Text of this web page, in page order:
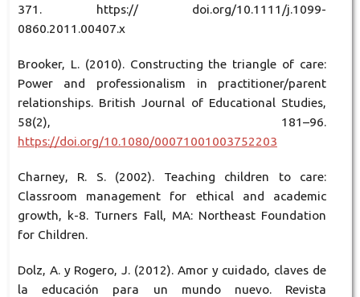
371. https:// doi.org/10.1111/j.1099-
0860.2011.00407.x
Brooker, L. (2010). Constructing the triangle of care:
Power and professionalism in practitioner/parent
relationships. British Journal of Educational Studies,
58(2), 181–96.
https://doi.org/10.1080/00071001003752203
Charney, R. S. (2002). Teaching children to care:
Classroom management for ethical and academic
growth, k-8. Turners Fall, MA: Northeast Foundation
for Children.
Dolz, A. y Rogero, J. (2012). Amor y cuidado, claves de
la educación para un mundo nuevo. Revista